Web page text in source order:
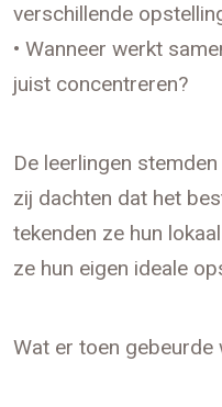
verschillende
• Wanneer werkt
juist concentreren?
De leerlingen
zij dachten dat het
tekenden ze hun lokaal
ze hun eigen ideale
Wat er toen gebeurde